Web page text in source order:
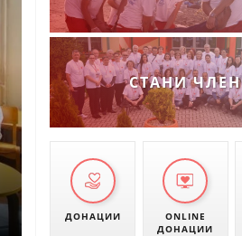
СТАНИ ЧЛЕН
ДОНАЦИИ
ONLINE
ДОНАЦИИ